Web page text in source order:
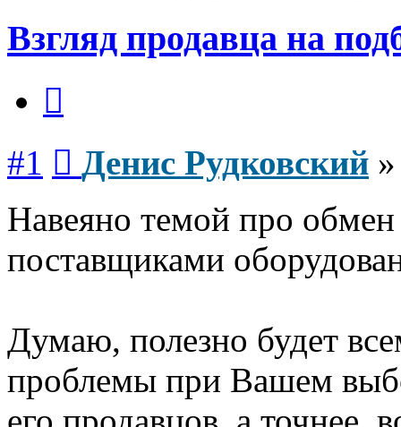
Взгляд продавца на
#1 Денис Рудковский
Навеяно темой про
поставщиками
Думаю, полезно будет
проблемы при Вашем